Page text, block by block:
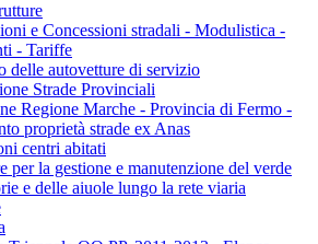
e Concessioni stradali - Modulistica -
- Tariffe
delle autovetture di servizio
Strade Provinciali
Regione Marche - Provincia di Fermo -
proprietà strade ex Anas
centri abitati
per la gestione e manutenzione del verde
e delle aiuole lungo la rete viaria